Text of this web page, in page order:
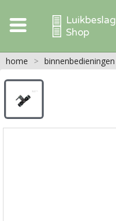
Luikbeslag
Shop
home > binnenbedieningen